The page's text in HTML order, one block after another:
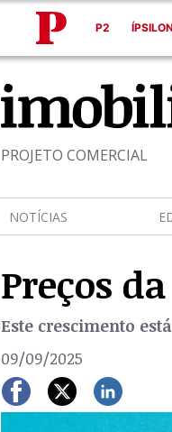
P2 ÍPSILON
PROJETO COMERCIAL
NOTÍCIAS
Preços
Este crescimento
09/09/2025